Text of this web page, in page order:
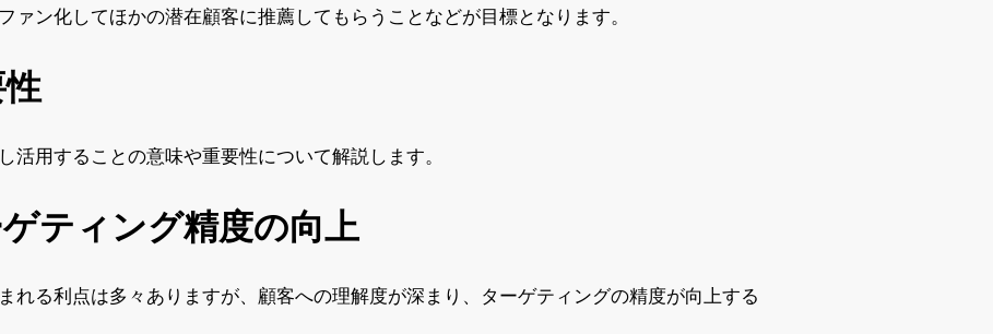
ァン化してほかの潜在顧客に推薦してもらうことなどが目標となります。
活用することの意味や重要性について解説します。
ティング精度の向上
れる利点は多々ありますが、顧客への理解度が深まり、ターゲティングの精度が向上する